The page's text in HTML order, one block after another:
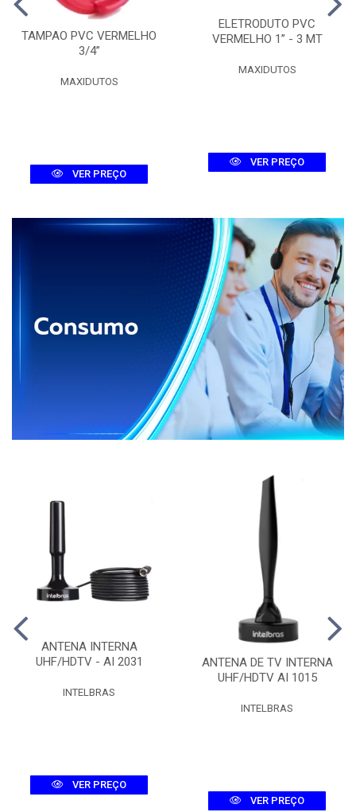
TAMPAO PVC VERMELHO
3/4”
MAXIDUTOS
VER PREÇO
ELETRODUTO PVC
VERMELHO 1” - 3 MT
MAXIDUTOS
VER PREÇO
ANTENA INTERNA
UHF/HDTV - AI 2031
INTELBRAS
VER PREÇO
ANTENA DE TV INTERNA
UHF/HDTV AI 1015
INTELBRAS
VER PREÇO